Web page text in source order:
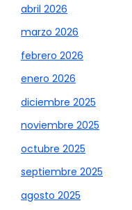
abril 2026
marzo 2026
febrero 2026
enero 2026
diciembre 2025
noviembre 2025
octubre 2025
septiembre 2025
agosto 2025